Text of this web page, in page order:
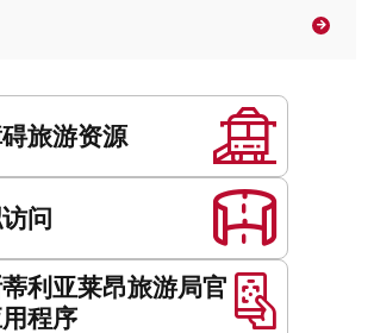
旅游资源
问
利亚莱昂旅游局官
程序